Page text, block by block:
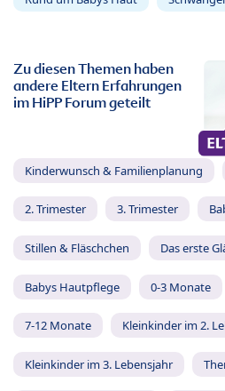
Zu diesen Themen haben
andere Eltern Erfahrungen
im HiPP Forum geteilt
Kinderwunsch & Familienplanung
2. Trimester 3. Trimester
Stillen & Fläschchen Das erste
Babys Hautpflege 0-3 Monate
7-12 Monate Kleinkinder im 2.
Kleinkinder im 3. Lebensjahr